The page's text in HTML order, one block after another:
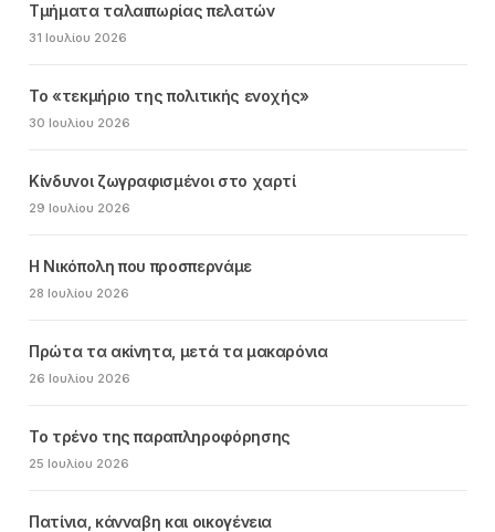
Τμήματα ταλαιπωρίας πελατών
31 Ιουλίου 2026
Το «τεκμήριο της πολιτικής ενοχής»
30 Ιουλίου 2026
Κίνδυνοι ζωγραφισμένοι στο χαρτί
29 Ιουλίου 2026
Η Νικόπολη που προσπερνάμε
28 Ιουλίου 2026
Πρώτα τα ακίνητα, μετά τα μακαρόνια
26 Ιουλίου 2026
Το τρένο της παραπληροφόρησης
25 Ιουλίου 2026
Πατίνια, κάνναβη και οικογένεια